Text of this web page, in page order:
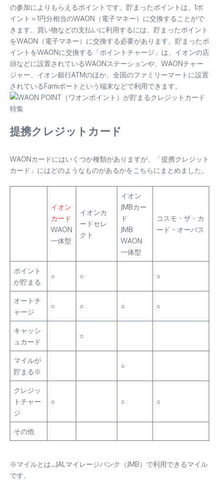
の参加によりもらえるポイントです。貯まったポイントは、1ポ
イント＝1円分相当のWAON（電子マネー）に交換することがで
きます。買い物などの支払いに利用するには、貯まったポイント
をWAON（電子マネー）に交換する必要があります。貯まったポ
イントをWAONに交換する「ポイントチャージ」は、イオンの店
頭などに設置されているWAONステーションや、WAONチャー
ジャー、イオン銀行ATMのほか、全国のファミリーマートに設置
されているFamiポートという端末などで利用できます。
提携クレジットカード
WAONカードにはいくつか種類がありますが、「提携クレジット
カード」にはどのようなものがあるかをこちらにまとめました。
イオン
カード
WAON
一体型
イオンカ
ードセレ
クト
イオン
JMBカー
ド
JMB
WAON
一体型
コスモ・ザ・カ
ード・オーパス
ポイント
が貯まる
○ ○ ○
オートチ
ャージ
○ ○ ○ ○
キャッシ
ュカード
○
マイルが
貯まる※
○
クレジッ
トチャー
ジ
○ ○ ○
その他
※マイルとは…JALマイレージバンク（JMB）で利用できるマイル
です。